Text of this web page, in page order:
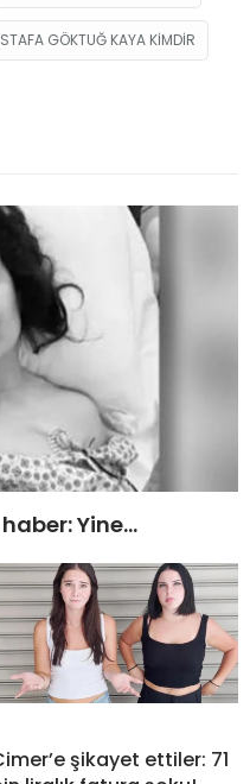
GÖKTUĞ KAYA KIMDIR
Yine…
şikayet ettiler: 71